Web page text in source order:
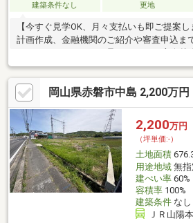
建築条件なし 更地
【今すぐ見学OK、月々支払いも即ご提案
計画作成、金融機関のご紹介や審査申込ま
県道２７号すぐ近くの好立地♪■石相小学校
かな環境でのびのび暮らせます♪「まだ検
も大歓迎！◎新築と中古の比較◎月々支払
◎購入するべきタイミング◎住み始めるま
すことなくご説明させていただきます！
すので、お気軽にお問い合わせください♪
岡山県赤磐市中島 2,200万円
2,200万円
（坪単価:-）
土地面積
用途地域無指
建ぺい率60%
容積率100%
建築条件なし
ＪＲ山陽